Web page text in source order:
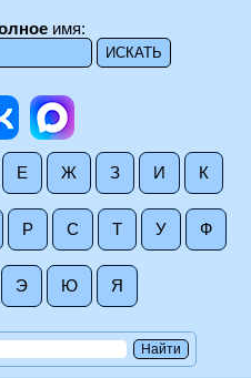
имя:
Е Ж З И К
Р С Т У Ф
Э Ю Я